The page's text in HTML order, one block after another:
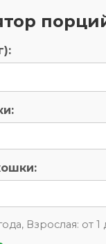
Взрослая: от